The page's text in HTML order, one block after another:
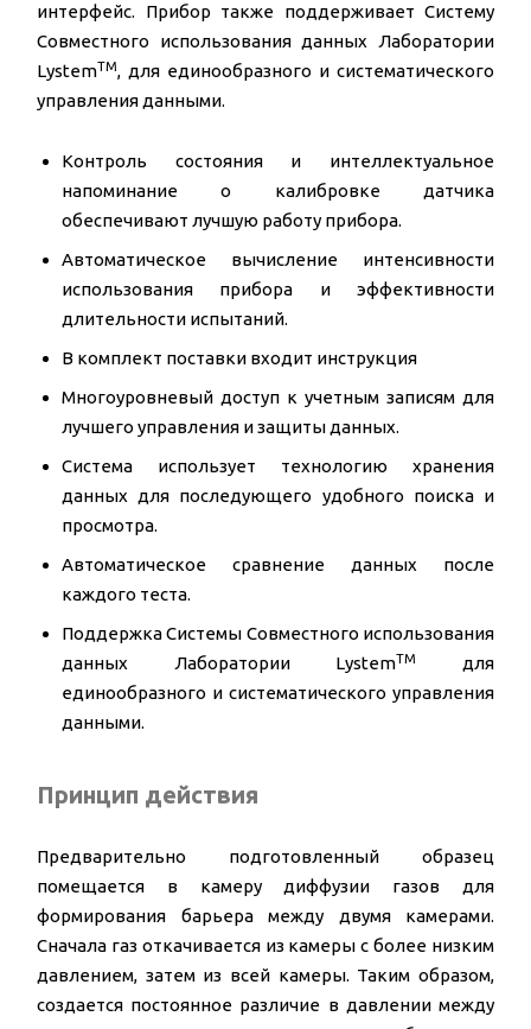
интерфейс. Прибор также поддерживает Систему
Совместного использования данных Лаборатории
LystemTM, для единообразного и систематического
управления данными.
Контроль состояния и интеллектуальное
напоминание о калибровке датчика
обеспечивают лучшую работу прибора.
Автоматическое вычисление интенсивности
использования прибора и эффективности
длительности испытаний.
В комплект поставки входит инструкция
Многоуровневый доступ к учетным записям для
лучшего управления и защиты данных.
Система использует технологию хранения
данных для последующего удобного поиска и
просмотра.
Автоматическое сравнение данных после
каждого теста.
Поддержка Системы Совместного использования
данных Лаборатории LystemTM
для
единообразного и систематического управления
данными.
Принцип действия
Предварительно подготовленный образец
помещается в камеру диффузии газов для
формирования барьера между двумя камерами.
Сначала газ откачивается из камеры с более низким
давлением, затем из всей камеры. Таким образом,
создается постоянное различие в давлении между